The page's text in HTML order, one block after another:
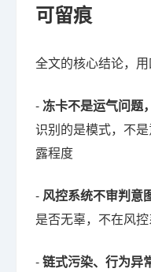
可留痕
全文的核心结论，用
-冻卡不是运气问题
识别的是模式，不
露程度
- 风控系统不审判意
是否无辜，不在风
-链式污染、行为异